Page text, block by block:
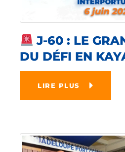
J-60 : LE
DU DÉFI EN
LIRE PLUS